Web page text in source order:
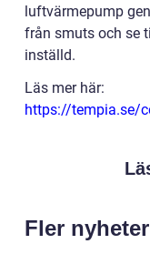
luftvärmepump
från smuts och se
inställd.
Läs mer här:
https://tempia.se/
Fler nyheter